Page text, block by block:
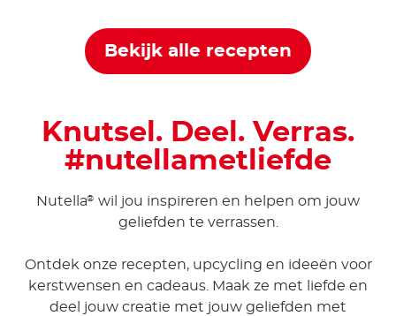
Bekijk alle recepten
Knutsel. Deel. Verras.
#nutellametliefde
Nutella® wil jou inspireren en helpen om jouw
geliefden te verrassen.
Ontdek onze recepten, upcycling en ideeën voor
kerstwensen en cadeaus. Maak ze met liefde en
deel jouw creatie met jouw geliefden met